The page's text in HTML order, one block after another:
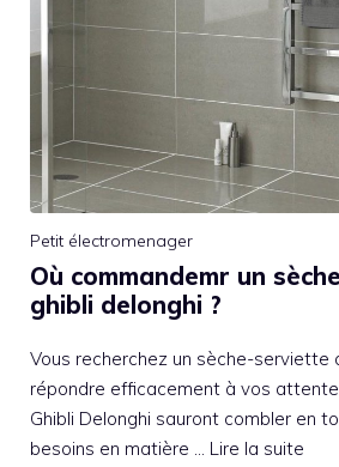
Petit électromenager
Où commandemr un
ghibli delonghi ?
Vous recherchez un sèche-serviette
répondre efficacement à vos
Ghibli Delonghi sauront combler en
besoins en matière … Lire la suite